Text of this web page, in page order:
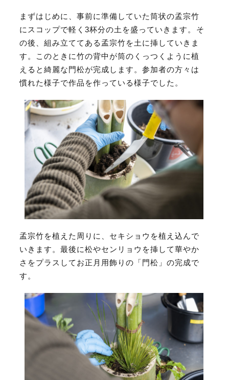
まずはじめに、事前に準備していた筒状の孟宗竹
にスコップで軽く3杯分の土を盛っていきます。そ
の後、組み立ててある孟宗竹を土に挿していきま
す。このときに竹の背中が筒のくっつくように植
えると綺麗な門松が完成します。参加者の方々は
慣れた様子で作品を作っている様子でした。
孟宗竹を植えた周りに、セキショウを植え込んで
いきます。最後に松やセンリョウを挿して華やか
さをプラスしてお正月用飾りの「門松」の完成で
す。